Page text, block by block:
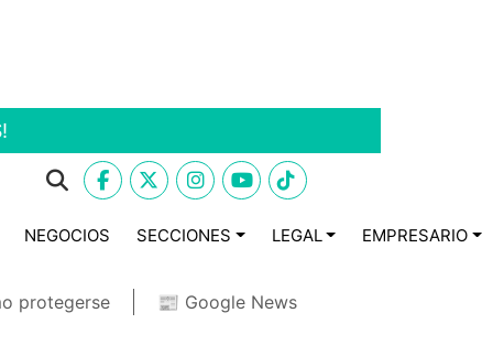
NEGOCIOS SECCIONES LEGAL EMPRESARIO
protegerse 📰 Google News